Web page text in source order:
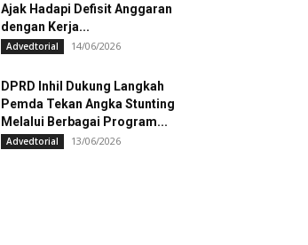
Ajak Hadapi Defisit Anggaran
dengan Kerja...
Advedtorial 14/06/2026
DPRD Inhil Dukung Langkah
Pemda Tekan Angka Stunting
Melalui Berbagai Program...
Advedtorial 13/06/2026